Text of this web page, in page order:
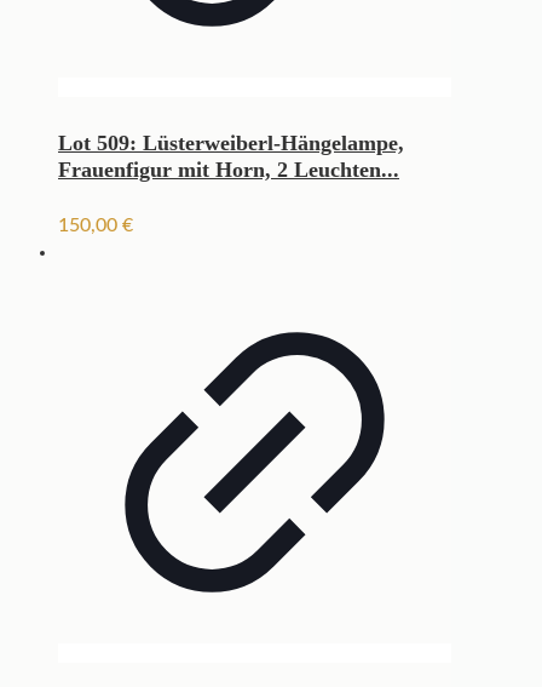
Lot 509: Lüsterweiberl-Hängelampe,
Frauenfigur mit Horn, 2 Leuchten...
150,00 €